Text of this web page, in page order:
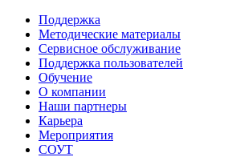
Поддержка
Методические материалы
Сервисное обслуживание
Поддержка пользователей
Обучение
О компании
Наши партнеры
Карьера
Мероприятия
СОУТ